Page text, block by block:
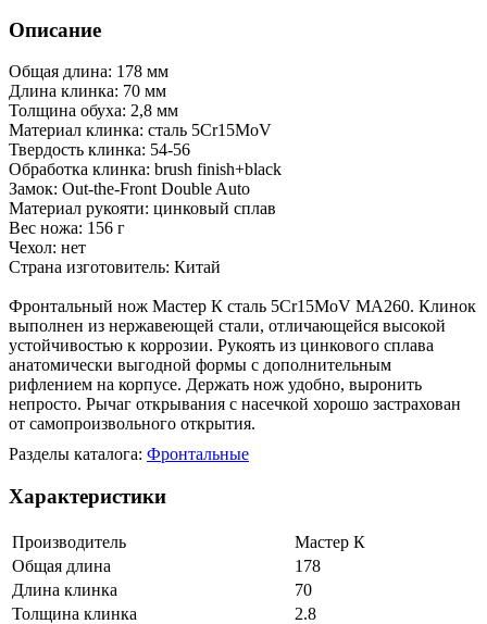
Описание
Общая длина: 178 мм
Длина клинка: 70 мм
Толщина обуха: 2,8 мм
Материал клинка: сталь 5Cr15MoV
Твердость клинка: 54-56
Обработка клинка: brush finish+black
Замок: Out-the-Front Double Auto
Материал рукояти: цинковый сплав
Вес ножа: 156 г
Чехол: нет
Страна изготовитель: Китай
Фронтальный нож Мастер К сталь 5Cr15MoV MA260. Клинок
выполнен из нержавеющей стали, отличающейся высокой
устойчивостью к коррозии. Рукоять из цинкового сплава
анатомически выгодной формы с дополнительным
рифлением на корпусе. Держать нож удобно, выронить
непросто. Рычаг открывания с насечкой хорошо застрахован
от самопроизвольного открытия.
Разделы каталога: Фронтальные
Характеристики
Производитель
Мастер К
Общая длина
178
Длина клинка
70
Толщина клинка
2.8